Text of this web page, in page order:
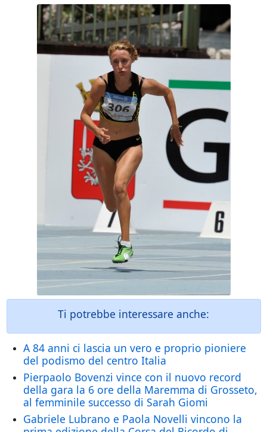
Ti potrebbe interessare anche:
A 84 anni ci lascia un vero e proprio pioniere
del podismo del centro Italia
Pierpaolo Bovenzi vince con il nuovo record
della gara la 6 ore della Maremma di Grosseto,
al femminile successo di Sarah Giomi
Gabriele Lubrano e Paola Novelli vincono la